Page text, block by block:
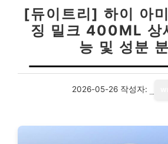
[듀이트리] 하이 아
징 밀크 400ML 상
능 및 성분
2026-05-26 작성자: